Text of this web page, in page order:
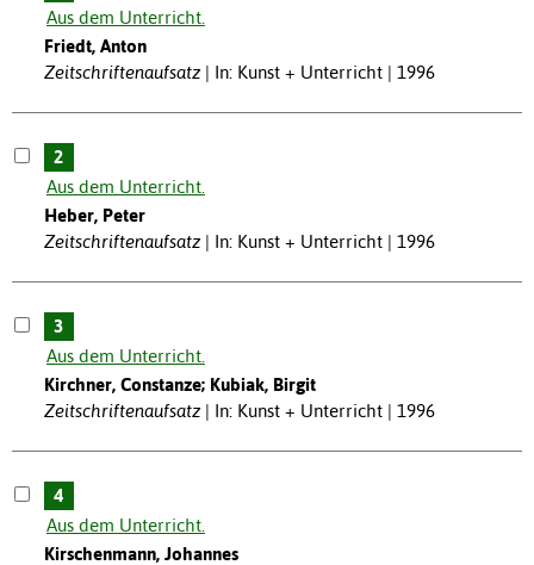
Aus dem Unterricht.
Friedt, Anton
Zeitschriftenaufsatz
In: Kunst + Unterricht | 1996
2
Aus dem Unterricht.
Heber, Peter
Zeitschriftenaufsatz
In: Kunst + Unterricht | 1996
3
Aus dem Unterricht.
Kirchner, Constanze; Kubiak, Birgit
Zeitschriftenaufsatz
In: Kunst + Unterricht | 1996
4
Aus dem Unterricht.
Kirschenmann, Johannes